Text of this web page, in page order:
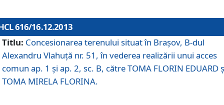
616/16.12.2013
Titlu: Concesionarea terenului situat în Braşov, B-dul
Alexandru Vlahuţă nr. 51, în vederea realizării unui acces
comun ap. 1 şi ap. 2, sc. B, către TOMA FLORIN EDUARD
TOMA MIRELA FLORINA.